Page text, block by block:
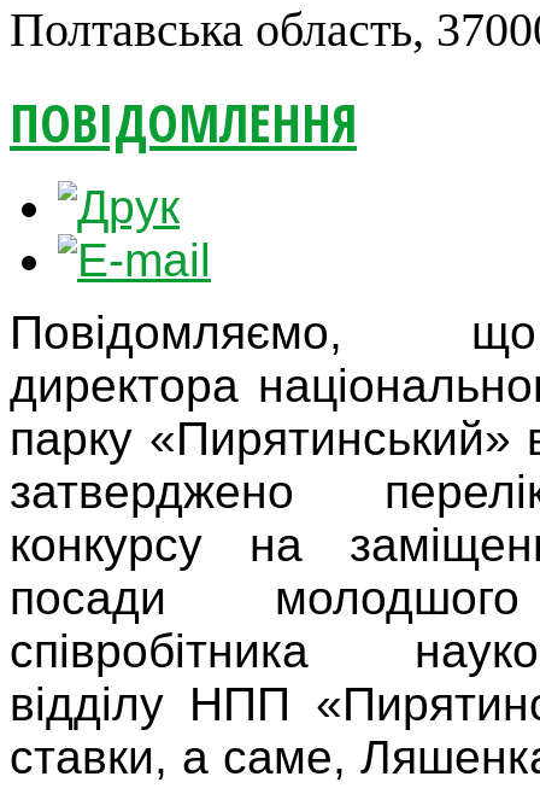
Полтавська область,
ПОВІДОМЛЕННЯ
Повідомляємо,
директора
парку «Пирятинський»
затверджено
конкурсу на
посади
співробітника
відділу НПП
ставки, а саме,